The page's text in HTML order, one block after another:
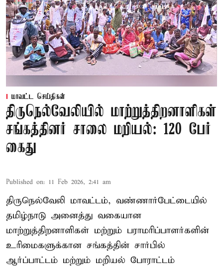
மாவட்ட செய்திகள்
திருநெல்வேலியில் மாற்றுத்திறனாளிகள்
சங்கத்தினர் சாலை மறியல்: 120 பேர்
கைது
Published on: 11 Feb 2026, 2:41 am
திருநெல்வேலி மாவட்டம், வண்ணார்பேட்டையில்
தமிழ்நாடு அனைத்து வகையான
மாற்றுத்திறனாளிகள் மற்றும் பராமரிப்பாளர்களின்
உரிமைகளுக்கான சங்கத்தின் சார்பில்
ஆர்ப்பாட்டம் மற்றும் மறியல் போராட்டம்